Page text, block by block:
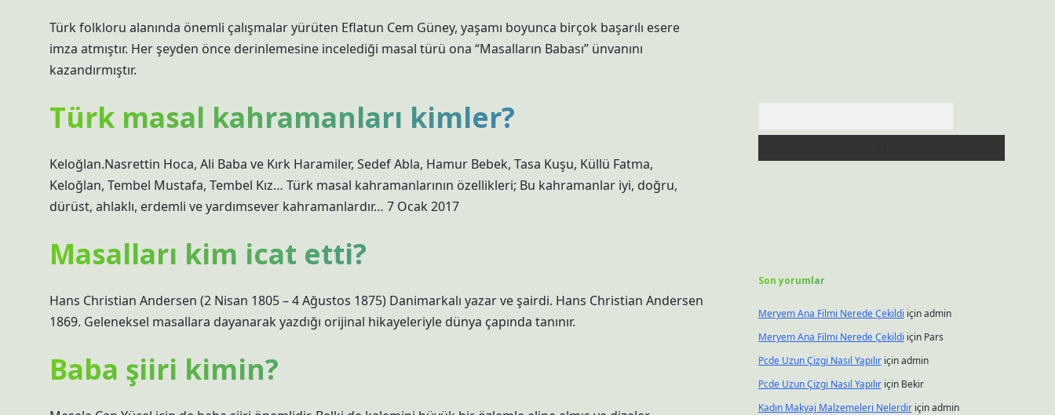
Türk folkloru alanında önemli çalışmalar yürüten Eflatun Cem Güney, yaşamı boyunca birçok başarılı esere
imza atmıştır. Her şeyden önce derinlemesine incelediği masal türü ona “Masalların Babası” ünvanını
kazandırmıştır.
Türk masal kahramanları kimler?
Keloğlan.Nasrettin Hoca, Ali Baba ve Kırk Haramiler, Sedef Abla, Hamur Bebek, Tasa Kuşu, Küllü Fatma,
Keloğlan, Tembel Mustafa, Tembel Kız… Türk masal kahramanlarının özellikleri; Bu kahramanlar iyi, doğru,
dürüst, ahlaklı, erdemli ve yardımsever kahramanlardır… 7 Ocak 2017
Masalları kim icat etti?
Hans Christian Andersen (2 Nisan 1805 – 4 Ağustos 1875) Danimarkalı yazar ve şairdi. Hans Christian Andersen
1869. Geleneksel masallara dayanarak yazdığı orijinal hikayeleriyle dünya çapında tanınır.
Baba şiiri kimin?
Son yorumlar
Meryem Ana Filmi Nerede Çekildi içinadmin
Meryem Ana Filmi Nerede Çekildi için Pars
Pcde Uzun Çizgi Nasıl Yapılıriçinadmin
Pcde Uzun Çizgi Nasıl Yapılıriçin Bekir
Kadın Makyaj Malzemeleri Nelerdiriçinadmin